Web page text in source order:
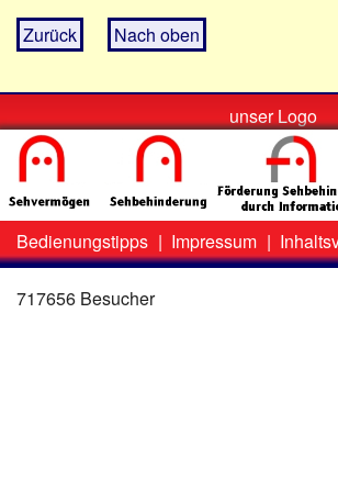
Zurück Nach oben
unser Logo
Zweit-
Menü
Bedienungstipps | Impressum |
717656 Besucher